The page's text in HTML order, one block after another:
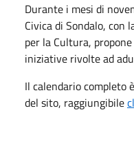
Durante i mesi di
Civica di Sondalo, con
per la Cultura,
iniziative rivolte ad
Il calendario completo
del sito, raggiungibile